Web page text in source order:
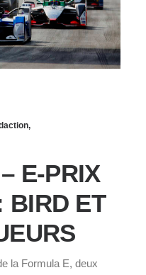
,
E-PRIX
BIRD ET
la Formula E, deux